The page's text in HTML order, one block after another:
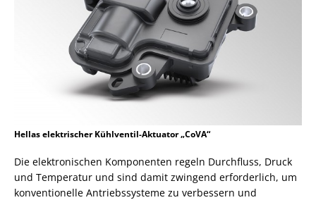
Hellas elektrischer Kühlventil-Aktuator „CoVA“
Die elektronischen Komponenten regeln Durchfluss, Druck
und Temperatur und sind damit zwingend erforderlich, um
konventionelle Antriebssysteme zu verbessern und